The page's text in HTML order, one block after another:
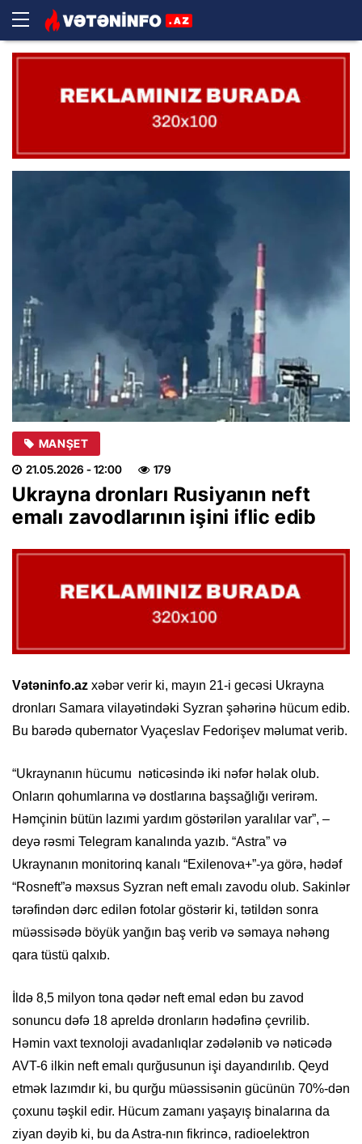
MANŞET
21.05.2026 - 12:00 179
Ukrayna dronları Rusiyanın neft
emalı zavodlarının işini iflic edib
Vətəninfo.az xəbər verir ki, mayın 21-i gecəsi Ukrayna
dronları Samara vilayətindəki Syzran şəhərinə hücum edib.
Bu barədə qubernator Vyaçeslav Fedorişev məlumat verib.
“Ukraynanın hücumu nəticəsində iki nəfər həlak olub.
Onların qohumlarına və dostlarına başsağlığı verirəm.
Həmçinin bütün lazımi yardım göstərilən yaralılar var”, –
deyə rəsmi Telegram kanalında yazıb. “Astra” və
Ukraynanın monitorinq kanalı “Exilenova+”-ya görə, hədəf
“Rosneft”ə məxsus Syzran neft emalı zavodu olub. Sakinlər
tərəfindən dərc edilən fotolar göstərir ki, tətildən sonra
müəssisədə böyük yanğın baş verib və səmaya nəhəng
qara tüstü qalxıb.
İldə 8,5 milyon tona qədər neft emal edən bu zavod
sonuncu dəfə 18 apreldə dronların hədəfinə çevrilib.
Həmin vaxt texnoloji avadanlıqlar zədələnib və nəticədə
AVT-6 ilkin neft emalı qurğusunun işi dayandırılıb. Qeyd
etmək lazımdır ki, bu qurğu müəssisənin gücünün 70%-dən
çoxunu təşkil edir. Hücum zamanı yaşayış binalarına da
ziyan dəyib ki, bu da Astra-nın fikrincə, radioelektron